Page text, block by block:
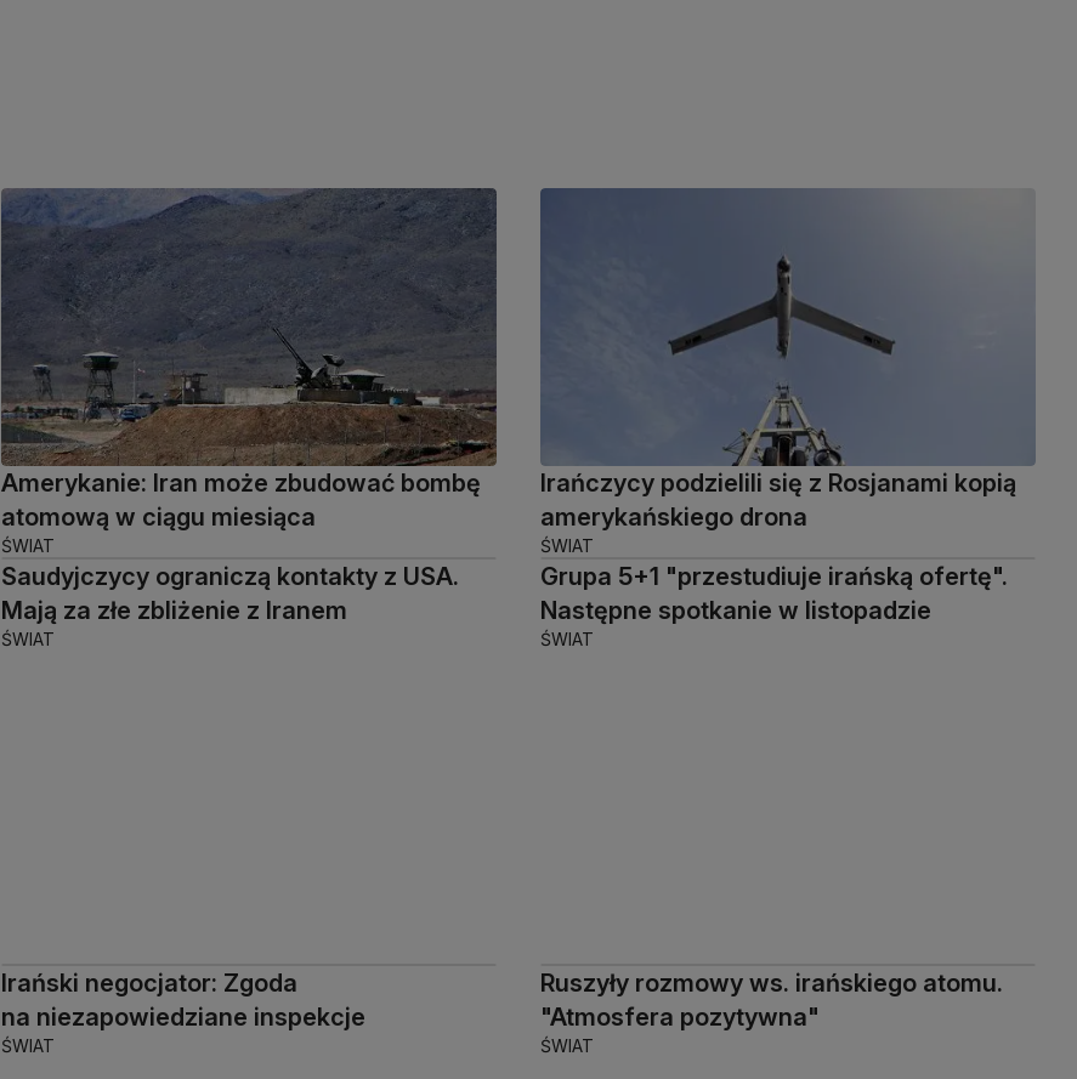
Amerykanie: Iran może zbudować bombę
atomową w ciągu miesiąca
ŚWIAT
Irańczycy podzielili się z Rosjanami kopią
amerykańskiego drona
ŚWIAT
Saudyjczycy ograniczą kontakty z USA.
Mają za złe zbliżenie z Iranem
ŚWIAT
Grupa 5+1 "przestudiuje irańską ofertę".
Następne spotkanie w listopadzie
ŚWIAT
Irański negocjator: Zgoda
na niezapowiedziane inspekcje
ŚWIAT
Ruszyły rozmowy ws. irańskiego atomu.
"Atmosfera pozytywna"
ŚWIAT